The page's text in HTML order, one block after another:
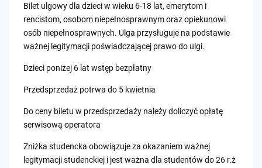
Bilet ulgowy dla dzieci w wieku 6-18 lat, emerytom i
rencistom, osobom niepełnosprawnym oraz opiekunowi
osób niepełnosprawnych. Ulga przysługuje na podstawie
ważnej legitymacji poświadczającej prawo do ulgi.
Dzieci poniżej 6 lat wstęp bezpłatny
Przedsprzedaż potrwa do 5 kwietnia
Do ceny biletu w przedsprzedaży należy doliczyć opłatę
serwisową operatora
Zniżka studencka obowiązuje za okazaniem ważnej
legitymacji studenckiej i jest ważna dla studentów do 26 r.ż